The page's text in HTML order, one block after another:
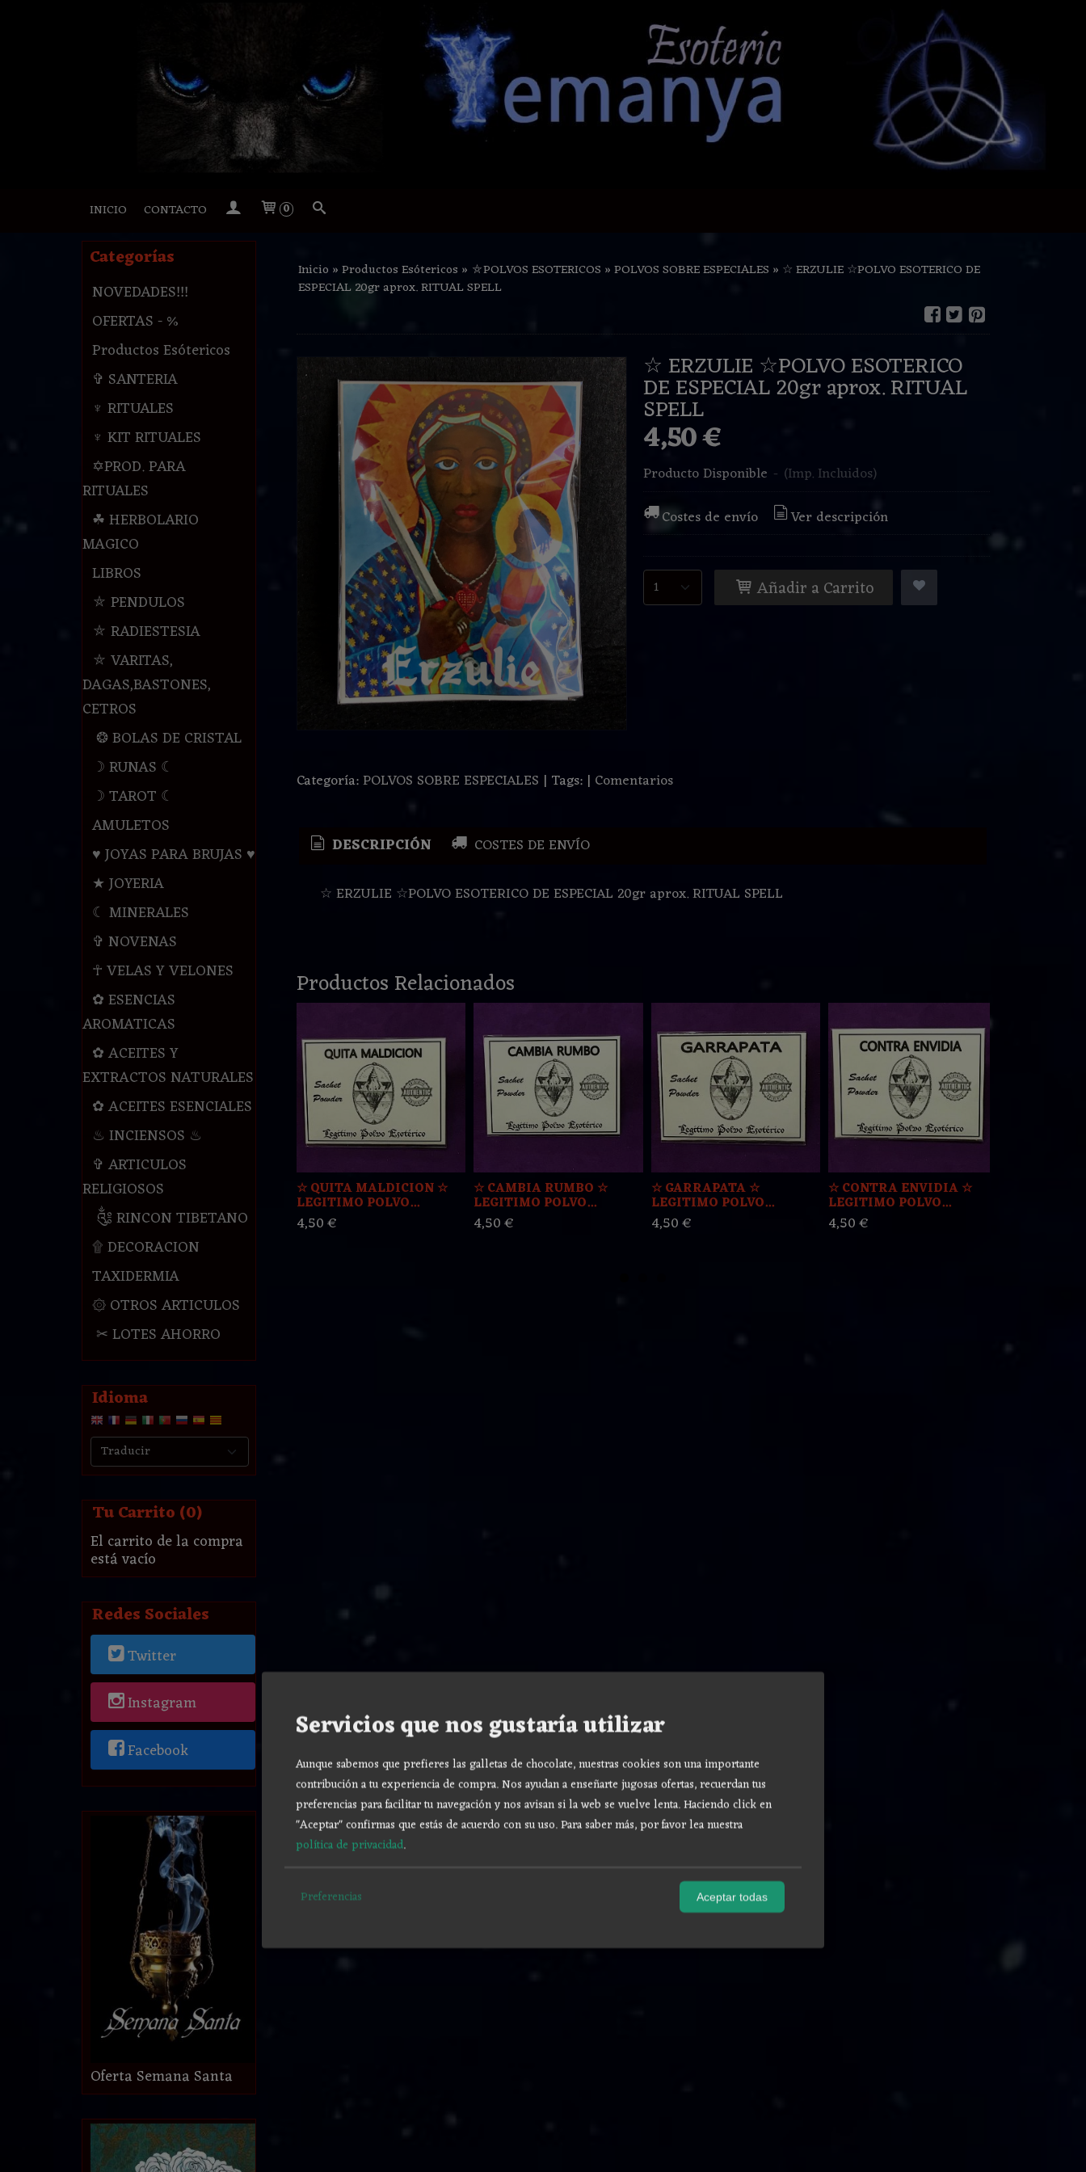
INICIO CONTACTO 0
Categorías
NOVEDADES!!!
OFERTAS - %
Productos Esótericos
✞ SANTERIA
♆ RITUALES
♆ KIT RITUALES
✡PROD. PARA
RITUALES
☘ HERBOLARIO
MAGICO
LIBROS
⛤ PENDULOS
⛤ RADIESTESIA
⛤ VARITAS,
DAGAS,BASTONES,
CETROS
❂ BOLAS DE CRISTAL
☽ RUNAS ☾
☽ TAROT ☾
AMULETOS
♥ JOYAS PARA BRUJAS ♥
★ JOYERIA
☾ MINERALES
✞ NOVENAS
☥ VELAS Y VELONES
✿ ESENCIAS
AROMATICAS
✿ ACEITES Y
EXTRACTOS NATURALES
✿ ACEITES ESENCIALES
♨ INCIENSOS ♨
✞ ARTICULOS
RELIGIOSOS
༃ RINCON TIBETANO
۩ DECORACION
TAXIDERMIA
۞ OTROS ARTICULOS
✂ LOTES AHORRO
Idioma
Tu Carrito (0)
El carrito de la compra
está vacío
Redes Sociales
Twitter
Instagram
Facebook
Oferta Semana Santa
Inicio »Productos Esótericos » ⛤POLVOS ESOTERICOS »POLVOS SOBRE ESPECIALES » ☆ ERZULIE ☆POLVO ESOTERICO DE
ESPECIAL 20gr aprox. RITUAL SPELL
☆ ERZULIE ☆POLVO ESOTERICO
DE ESPECIAL 20gr aprox. RITUAL
SPELL
4,50 €
Producto Disponible - (Imp. Incluidos)
Costes de envío
Ver descripción
Añadir a Carrito
Categoría:POLVOS SOBRE ESPECIALES | Tags: | Comentarios
DESCRIPCIÓN COSTES DE ENVÍO
☆ ERZULIE ☆POLVO ESOTERICO DE ESPECIAL 20gr aprox. RITUAL SPELL
Productos Relacionados
☆ QUITA MALDICION ☆
LEGITIMO POLVO...
4,50 €
☆ CAMBIA RUMBO ☆
LEGITIMO POLVO...
4,50 €
☆ GARRAPATA ☆
LEGITIMO POLVO...
4,50 €
☆ CONTRA ENVIDIA ☆
LEGITIMO POLVO...
4,50 €
Servicios que nos gustaría utilizar
Aunque sabemos que prefieres las galletas de chocolate, nuestras cookies son una importante
contribución a tu experiencia de compra. Nos ayudan a enseñarte jugosas ofertas, recuerdan tus
preferencias para facilitar tu navegación y nos avisan si la web se vuelve lenta. Haciendo click en
"Aceptar" confirmas que estás de acuerdo con su uso. Para saber más, por favor lea nuestra
política de privacidad.
Preferencias Aceptar todas